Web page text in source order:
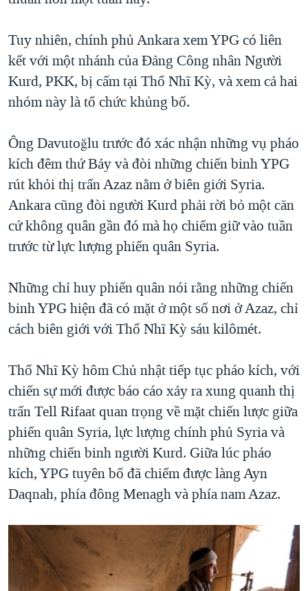
Tuy nhiên, chính phủ Ankara xem YPG có liên
kết với một nhánh của Đảng Công nhân Người
Kurd, PKK, bị cấm tại Thổ Nhĩ Kỳ, và xem cả hai
nhóm này là tổ chức khủng bố.
Ông Davutoğlu trước đó xác nhận những vụ pháo
kích đêm thứ Bảy và đòi những chiến binh YPG
rút khỏi thị trấn Azaz nằm ở biên giới Syria.
Ankara cũng đòi người Kurd phải rời bỏ một căn
cứ không quân gần đó mà họ chiếm giữ vào tuần
trước từ lực lượng phiến quân Syria.
Những chỉ huy phiến quân nói rằng những chiến
binh YPG hiện đã có mặt ở một số nơi ở Azaz, chỉ
cách biên giới với Thổ Nhĩ Kỳ sáu kilômét.
Thổ Nhĩ Kỳ hôm Chủ nhật tiếp tục pháo kích, với
chiến sự mới được báo cáo xảy ra xung quanh thị
trấn Tell Rifaat quan trọng về mặt chiến lược giữa
phiến quân Syria, lực lượng chính phủ Syria và
những chiến binh người Kurd. Giữa lúc pháo
kích, YPG tuyên bố đã chiếm được làng Ayn
Daqnah, phía đông Menagh và phía nam Azaz.